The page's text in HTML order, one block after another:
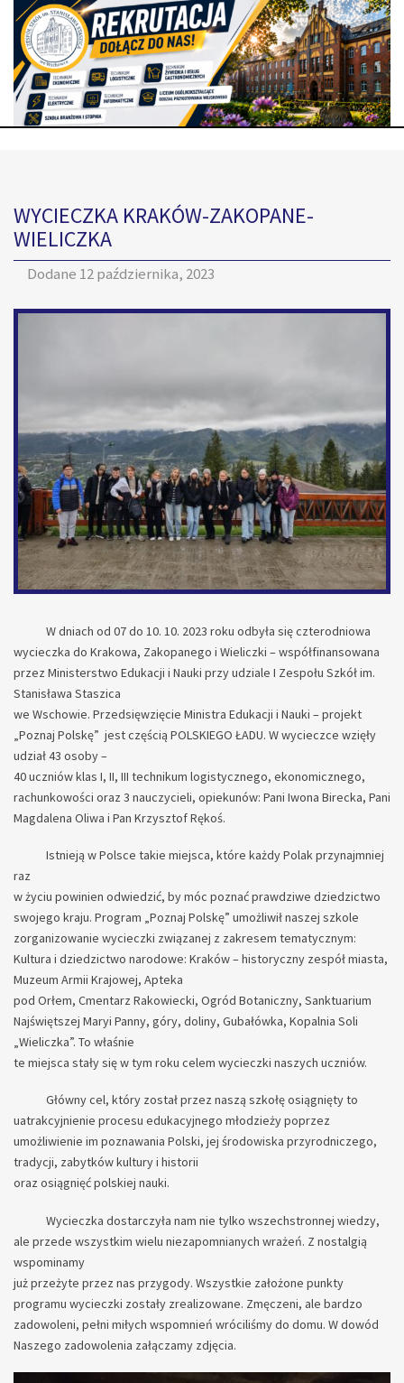
WYCIECZKA KRAKÓW-ZAKOPANE-
WIELICZKA
Dodane 12 października, 2023
W dniach od 07 do 10. 10. 2023 roku odbyła się czterodniowa
wycieczka do Krakowa, Zakopanego i Wieliczki – współfinansowana
przez Ministerstwo Edukacji i Nauki przy udziale I Zespołu Szkół im.
Stanisława Staszica
we Wschowie. Przedsięwzięcie Ministra Edukacji i Nauki – projekt
„Poznaj Polskę” jest częścią POLSKIEGO ŁADU. W wycieczce wzięły
udział 43 osoby –
40 uczniów klas I, II, III technikum logistycznego, ekonomicznego,
rachunkowości oraz 3 nauczycieli, opiekunów: Pani Iwona Birecka, Pani
Magdalena Oliwa i Pan Krzysztof Rękoś.
Istnieją w Polsce takie miejsca, które każdy Polak przynajmniej
raz
w życiu powinien odwiedzić, by móc poznać prawdziwe dziedzictwo
swojego kraju. Program „Poznaj Polskę” umożliwił naszej szkole
zorganizowanie wycieczki związanej z zakresem tematycznym:
Kultura i dziedzictwo narodowe: Kraków – historyczny zespół miasta,
Muzeum Armii Krajowej, Apteka
pod Orłem, Cmentarz Rakowiecki, Ogród Botaniczny, Sanktuarium
Najświętszej Maryi Panny, góry, doliny, Gubałówka, Kopalnia Soli
„Wieliczka”. To właśnie
te miejsca stały się w tym roku celem wycieczki naszych uczniów.
Główny cel, który został przez naszą szkołę osiągnięty to
uatrakcyjnienie procesu edukacyjnego młodzieży poprzez
umożliwienie im poznawania Polski, jej środowiska przyrodniczego,
tradycji, zabytków kultury i historii
oraz osiągnięć polskiej nauki.
Wycieczka dostarczyła nam nie tylko wszechstronnej wiedzy,
ale przede wszystkim wielu niezapomnianych wrażeń. Z nostalgią
wspominamy
już przeżyte przez nas przygody. Wszystkie założone punkty
programu wycieczki zostały zrealizowane. Zmęczeni, ale bardzo
zadowoleni, pełni miłych wspomnień wróciliśmy do domu. W dowód
Naszego zadowolenia załączamy zdjęcia.